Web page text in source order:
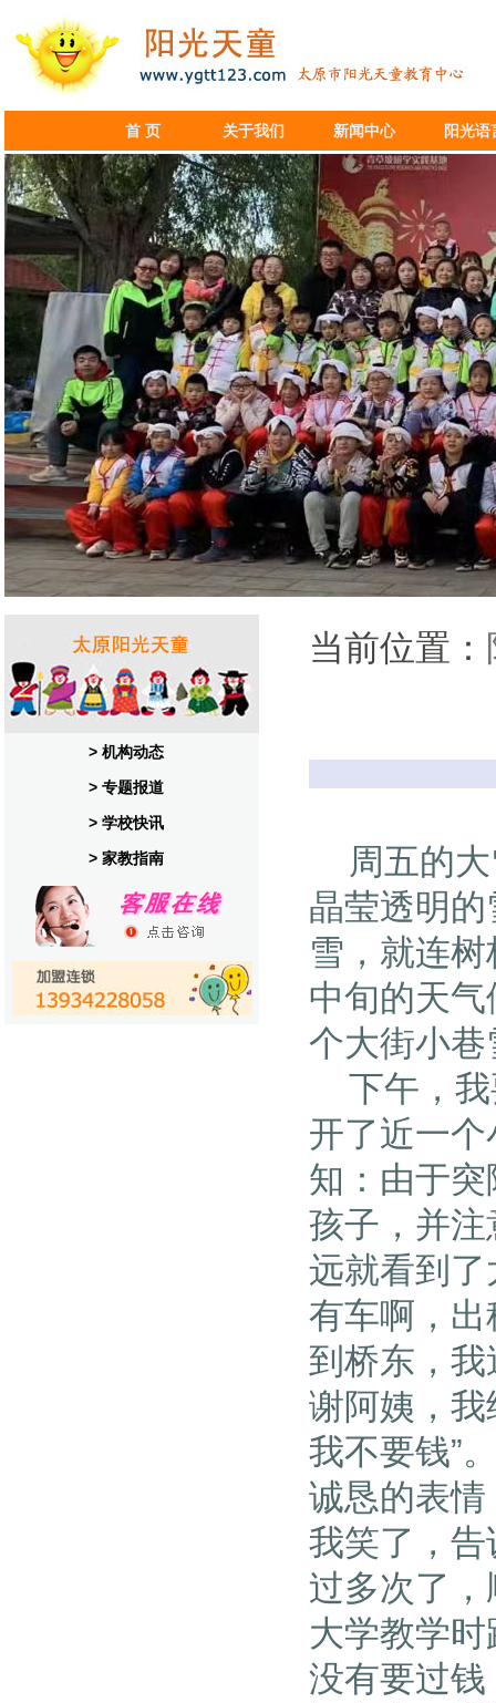
首 页 关于我们 新闻中心 阳光语
> 机构动态
> 专题报道
> 学校快讯
> 家教指南
当前位置：
周五的大
晶莹透明
雪，就连
中旬的天
个大街小
下午，我
开了近一
知：由于
孩子，并
远就看到
有车啊，
到桥东，
谢阿姨，我
我不要钱”
诚恳的表
我笑了，
过多次了
大学教学
没有要过